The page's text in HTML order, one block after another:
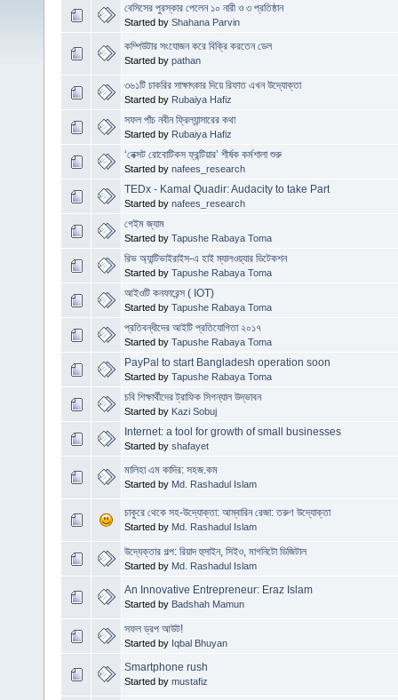
বেসিসের পুরস্কার পেলেন ১০ নারী ও ৩ প্রতিষ্ঠান
Started by Shahana Parvin
কম্পিউটার সংযোজন করে বিক্রি করতেন ডেল
Started by pathan
৩৬১টি চাকরির সাক্ষাৎকার দিয়ে রিফাত এখন উদ্যোক্তা
Started by Rubaiya Hafiz
সফল পাঁচ নবীন ফ্রিল্যান্সারের কথা
Started by Rubaiya Hafiz
‘নেক্সট রোবোটিকস ফ্রন্টিয়ার’ শীর্ষক কর্মশালা শুরু
Started by nafees_research
TEDx - Kamal Quadir: Audacity to take Part
Started by nafees_research
গেইম জ্যাম
Started by Tapushe Rabaya Toma
রিভ অ্যান্টিভাইরাইস-এ হাই ম্যালওয়্যার ডিটেকশন
Started by Tapushe Rabaya Toma
আইওটি কনফারেন্স ( IOT)
Started by Tapushe Rabaya Toma
প্রতিবন্ধীদের আইটি প্রতিযোগিতা ২০১৭
Started by Tapushe Rabaya Toma
PayPal to start Bangladesh operation soon
Started by Tapushe Rabaya Toma
চবি শিক্ষার্থীদের ট্রাফিক সিগন্যাল উদ্ভাবন
Started by Kazi Sobuj
Internet: a tool for growth of small businesses
Started by shafayet
মালিহা এম কাদির: সহজ.কম
Started by Md. Rashadul Islam
চাকুরে থেকে সহ-উদ্যোক্তা: আম্বারিন রেজা: তরুণ উদ্যোক্তা
Started by Md. Rashadul Islam
উদ্যেক্তার গল্প: রিয়াদ হুসাইন, সিইও, মাগনিটো ডিজিটাল
Started by Md. Rashadul Islam
An Innovative Entrepreneur: Eraz Islam
Started by Badshah Mamun
সফল ড্রপ আউট!
Started by Iqbal Bhuyan
Smartphone rush
Started by mustafiz